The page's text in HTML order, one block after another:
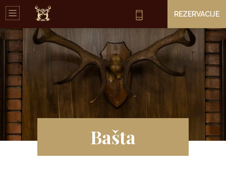
REZERVACIJE
Bašta